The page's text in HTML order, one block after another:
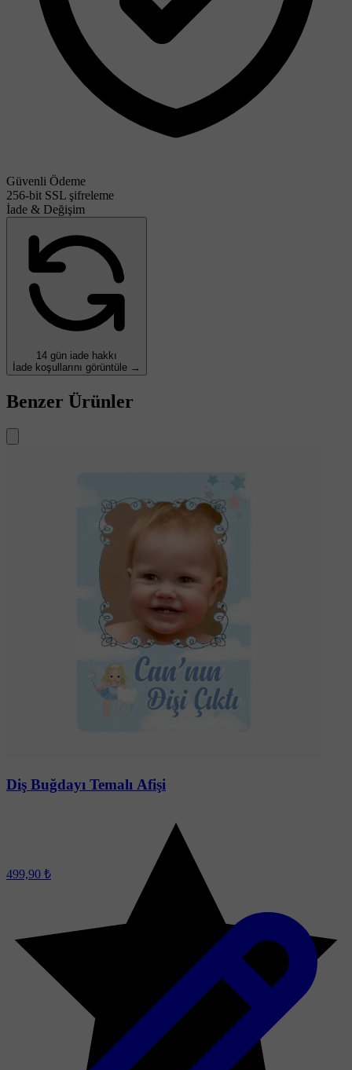
Güvenli Ödeme
256-bit SSL şifreleme
İade & Değişim
14 gün iade hakkı
İade koşullarını görüntüle →
Benzer Ürünler
Diş Buğdayı Temalı Afişi
499,90 ₺